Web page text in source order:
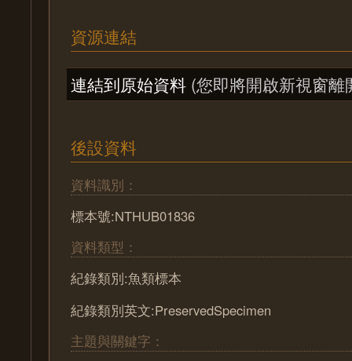
資源連結
連結到原始資料 (您即將開啟新視窗離
後設資料
資料識別：
標本號:NTHUB01836
資料類型：
紀錄類別:魚類標本
紀錄類別英文:PreservedSpecimen
主題與關鍵字：